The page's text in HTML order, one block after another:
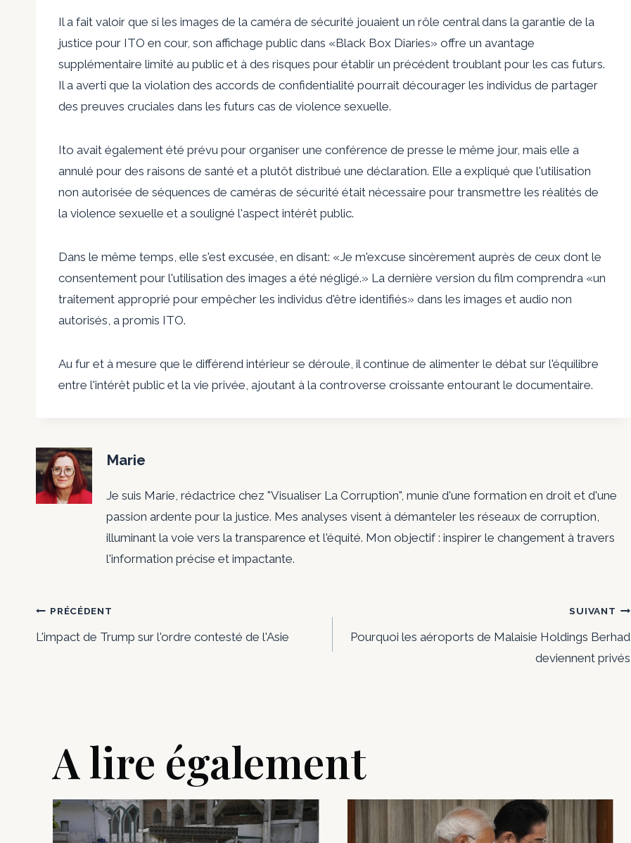
Il a fait valoir que si les images de la caméra de sécurité jouaient un rôle central dans la garantie de la
justice pour ITO en cour, son affichage public dans «Black Box Diaries» offre un avantage
supplémentaire limité au public et à des risques pour établir un précédent troublant pour les cas futurs.
Il a averti que la violation des accords de confidentialité pourrait décourager les individus de partager
des preuves cruciales dans les futurs cas de violence sexuelle.
Ito avait également été prévu pour organiser une conférence de presse le même jour, mais elle a
annulé pour des raisons de santé et a plutôt distribué une déclaration. Elle a expliqué que l'utilisation
non autorisée de séquences de caméras de sécurité était nécessaire pour transmettre les réalités de
la violence sexuelle et a souligné l'aspect intérêt public.
Dans le même temps, elle s'est excusée, en disant: «Je m'excuse sincèrement auprès de ceux dont le
consentement pour l'utilisation des images a été négligé.» La dernière version du film comprendra «un
traitement approprié pour empêcher les individus d'être identifiés» dans les images et audio non
autorisés, a promis ITO.
Au fur et à mesure que le différend intérieur se déroule, il continue de alimenter le débat sur l'équilibre
entre l'intérêt public et la vie privée, ajoutant à la controverse croissante entourant le documentaire.
Marie
Je suis Marie, rédactrice chez "Visualiser La Corruption", munie d'une formation en droit et d'une
passion ardente pour la justice. Mes analyses visent à démanteler les réseaux de corruption,
illuminant la voie vers la transparence et l'équité. Mon objectif : inspirer le changement à travers
l'information précise et impactante.
Navigation
de
PRÉCÉDENT
L'impact de Trump sur l'ordre contesté de l'Asie
SUIVANT
Pourquoi les aéroports de Malaisie Holdings Berhad
deviennent privés
A lire également